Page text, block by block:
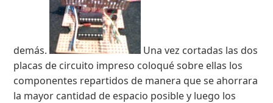
demás.
Una vez cortadas las dos
placas de circuito impreso coloqué sobre ellas los
componentes repartidos de manera que se ahorrara
la mayor cantidad de espacio posible y luego los